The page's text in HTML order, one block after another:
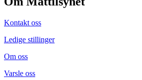
Kontakt oss
Ledige stillinger
Om oss
Varsle oss